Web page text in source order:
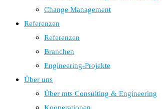
Change Management
Referenzen
Referenzen
Branchen
Engineering-Projekte
Über uns
Über mts Consulting & Engineering